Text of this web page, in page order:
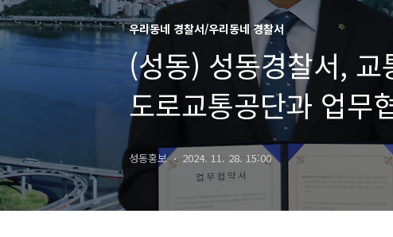
우리동네 경찰서/우리동네 경찰서
(성동) 성동경찰서, 교
도로교통공단과 업무
성동홍보 2024. 11. 28. 15:00